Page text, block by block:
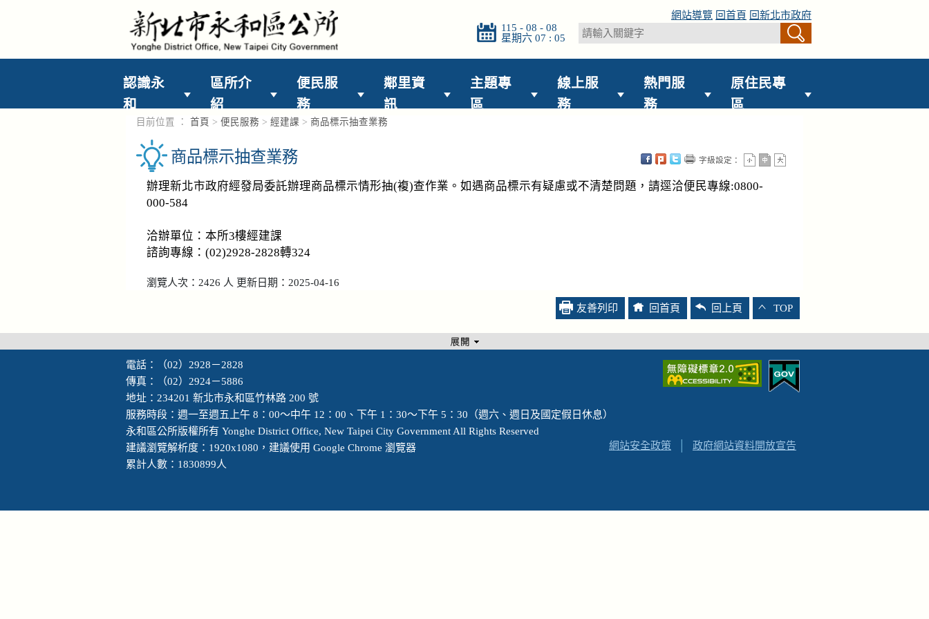
網站導覽 回首頁
回新北市政府
115 - 08 - 08
星期六 07 : 05
認識永
和
區所介
紹
便民服
務
鄰里資
訊
主題專
區
線上服
務
熱門服
務
原住民專
區
目前位置 ： 首頁 > 便民服務 > 經建課 > 商品標示抽查業務
商品標示抽查業務 字級設定：
辦理新北市政府經發局委託辦理商品標示情形抽(複)查作業。如遇商品標示有疑慮或不清楚問題，請逕洽便民專線:0800-
000-584
洽辦單位：本所3樓經建課
諮詢專線：(02)2928-2828轉324
瀏覽人次：2426 人 更新日期：2025-04-16
友善列印 回首頁 回上頁 TOP
網站安全政策 政府網站資料開放宣告
電話：（02）2928－2828
傳真：（02）2924－5886
地址：234201 新北市永和區竹林路 200 號
服務時段：週一至週五上午 8：00～中午 12：00、下午 1：30～下午 5：30（週六、週日及國定假日休息）
永和區公所版權所有 Yonghe District Office, New Taipei City Government All Rights Reserved
建議瀏覽解析度：1920x1080，建議使用 Google Chrome 瀏覽器
累計人數：1830899人